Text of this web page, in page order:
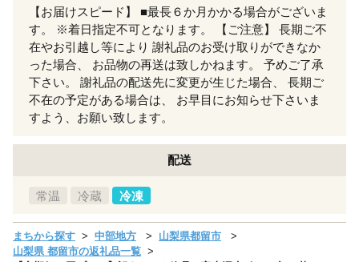
【お届けスピード】 ■最長６か月かかる場合がございま
す。 ※着日指定不可となります。 【ご注意】 長期ご不
在やお引越し等により 謝礼品のお受け取りができなか
った場合、 お品物の再送は致しかねます。 予めご了承
下さい。 謝礼品の配送先に変更が生じた場合、 長期ご
不在の予定がある場合は、 お早目にお知らせ下さいま
すよう、お願い致します。
配送
常温 冷蔵 冷凍
まちから探す 中部地方
山梨県都留市
山梨県 都留市の返礼品一覧